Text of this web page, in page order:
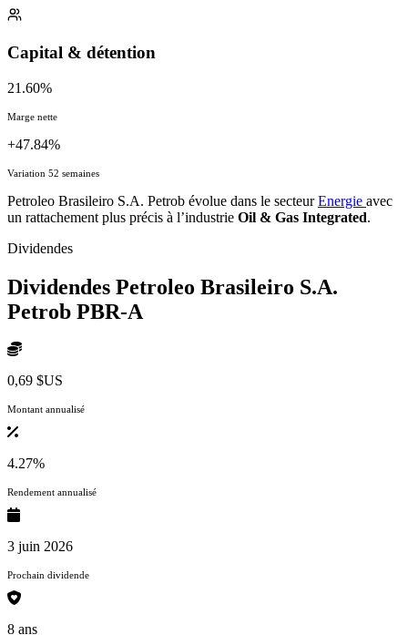
Capital & détention
21.60%
Marge nette
+47.84%
Variation 52 semaines
Petroleo Brasileiro S.A. Petrob évolue dans le secteurEnergie avec
un rattachement plus précis à l’industrie Oil & Gas Integrated.
Dividendes
Dividendes Petroleo Brasileiro S.A.
Petrob PBR-A
0,69 $US
Montant annualisé
4.27%
Rendement annualisé
3 juin 2026
Prochain dividende
8 ans